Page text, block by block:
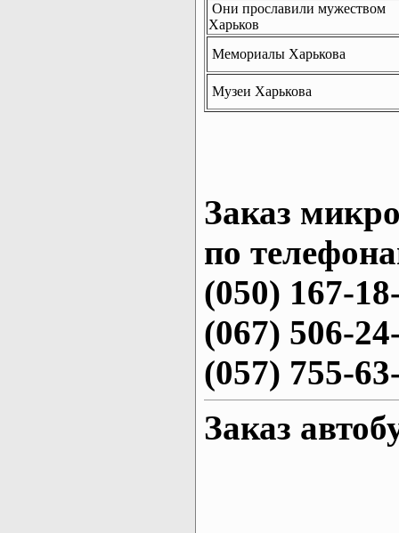
Они прославили мужеством
Харьков
Мемориалы Харькова
Музеи Харькова
Заказ
по
(050) 167-
(067) 506-
(057) 755-
Заказ